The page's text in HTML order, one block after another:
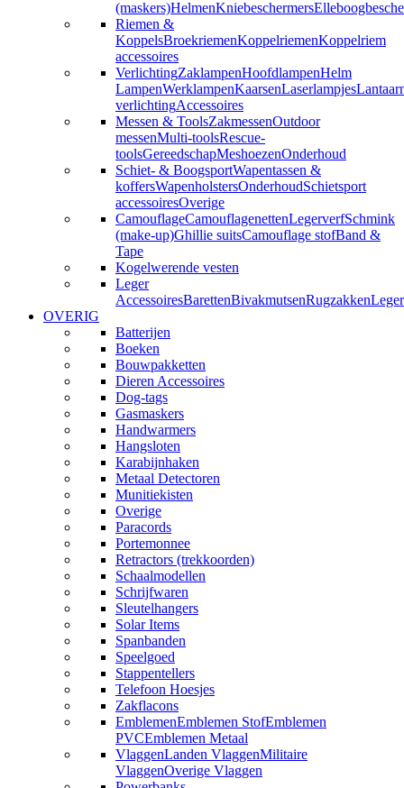
(maskers)HelmenKniebeschermers
Riemen &
KoppelsBroekriemenKoppelriemenKoppelriem
accessoires
VerlichtingZaklampenHoofdlampenHelm
LampenWerklampenKaarsenLaserlampjes
verlichtingAccessoires
Messen & ToolsZakmessenOutdoor
messenMulti-toolsRescue-
toolsGereedschapMeshoezenOnderhoud
Schiet- & BoogsportWapentassen &
koffersWapenholstersOnderhoudSchietsport
accessoiresOverige
CamouflageCamouflagenettenLegerverfSchmink
(make-up)Ghillie suitsCamouflage stofBand &
Tape
Kogelwerende vesten
Leger
AccessoiresBarettenBivakmutsenRugzakken
OVERIG
Batterijen
Boeken
Bouwpakketten
Dieren Accessoires
Dog-tags
Gasmaskers
Handwarmers
Hangsloten
Karabijnhaken
Metaal Detectoren
Munitiekisten
Overige
Paracords
Portemonnee
Retractors (trekkoorden)
Schaalmodellen
Schrijfwaren
Sleutelhangers
Solar Items
Spanbanden
Speelgoed
Stappentellers
Telefoon Hoesjes
Zakflacons
EmblemenEmblemen StofEmblemen
PVCEmblemen Metaal
VlaggenLanden VlaggenMilitaire
VlaggenOverige Vlaggen